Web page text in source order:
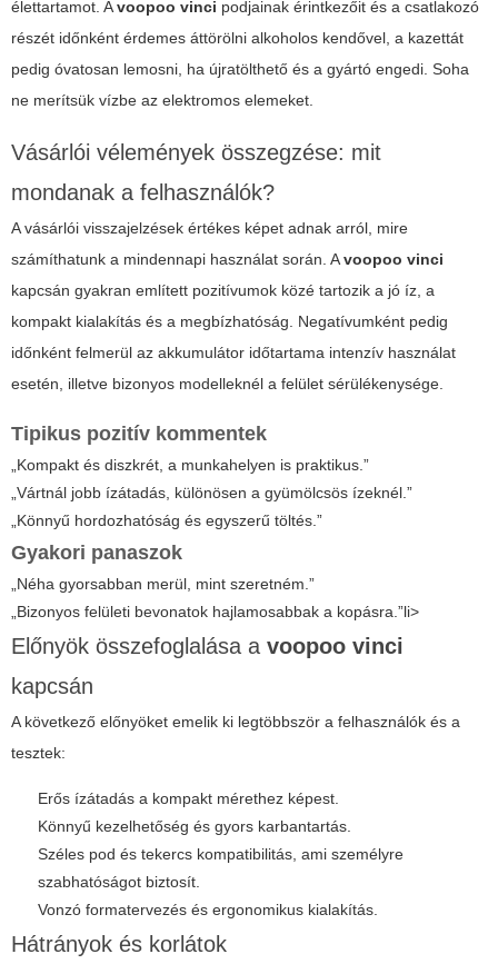
élettartamot. Avoopoo vinci podjainak érintkezőit és a csatlakozó
részét időnként érdemes áttörölni alkoholos kendővel, a kazettát
pedig óvatosan lemosni, ha újratölthető és a gyártó engedi. Soha
ne merítsük vízbe az elektromos elemeket.
Vásárlói vélemények összegzése: mit
mondanak a felhasználók?
A vásárlói visszajelzések értékes képet adnak arról, mire
számíthatunk a mindennapi használat során. Avoopoo vinci
kapcsán gyakran említett pozitívumok közé tartozik a jó íz, a
kompakt kialakítás és a megbízhatóság. Negatívumként pedig
időnként felmerül az akkumulátor időtartama intenzív használat
esetén, illetve bizonyos modelleknél a felület sérülékenysége.
Tipikus pozitív kommentek
„Kompakt és diszkrét, a munkahelyen is praktikus.”
„Vártnál jobb ízátadás, különösen a gyümölcsös ízeknél.”
„Könnyű hordozhatóság és egyszerű töltés.”
Gyakori panaszok
„Néha gyorsabban merül, mint szeretném.”
„Bizonyos felületi bevonatok hajlamosabbak a kopásra.”li>
Előnyök összefoglalása a voopoo vinci
kapcsán
A következő előnyöket emelik ki legtöbbször a felhasználók és a
tesztek:
Erős ízátadás a kompakt mérethez képest.
Könnyű kezelhetőség és gyors karbantartás.
Széles pod és tekercs kompatibilitás, ami személyre
szabhatóságot biztosít.
Vonzó formatervezés és ergonomikus kialakítás.
Hátrányok és korlátok